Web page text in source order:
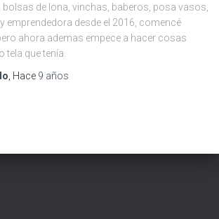
de lona, vinchas, baberos, posa vasos,
emprendedora desde el 2016, comencé
ahora ademas empece a hacer cosas
que tenía.
, Hace 9 años